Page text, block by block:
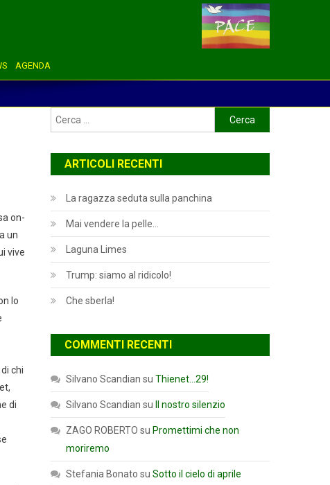
AGENDA
on-
un
vive
lo
chi
di
Ricerca
per:
ARTICOLI RECENTI
La ragazza seduta sulla panchina
Mai vendere la pelle…
Laguna Limes
Trump: siamo al ridicolo!
Che sberla!
COMMENTI RECENTI
Silvano Scandian suThienet…29!
Silvano Scandian su Il nostro silenzio
ZAGO ROBERTO su Promettimi che non
moriremo
Stefania Bonato suSotto il cielo di aprile